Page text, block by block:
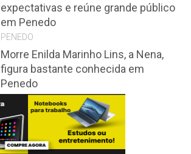
expectativas e reúne grande público
em Penedo
PENEDO
Morre Enilda Marinho Lins, a Nena,
figura bastante conhecida em
Penedo